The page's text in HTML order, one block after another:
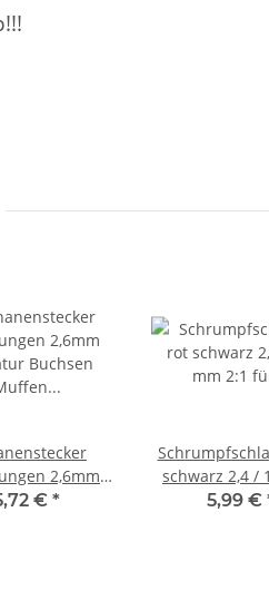
2,6mm
Buchsen
€ *
schwarz 2,4 /
2:1 für dünne
5,99 €